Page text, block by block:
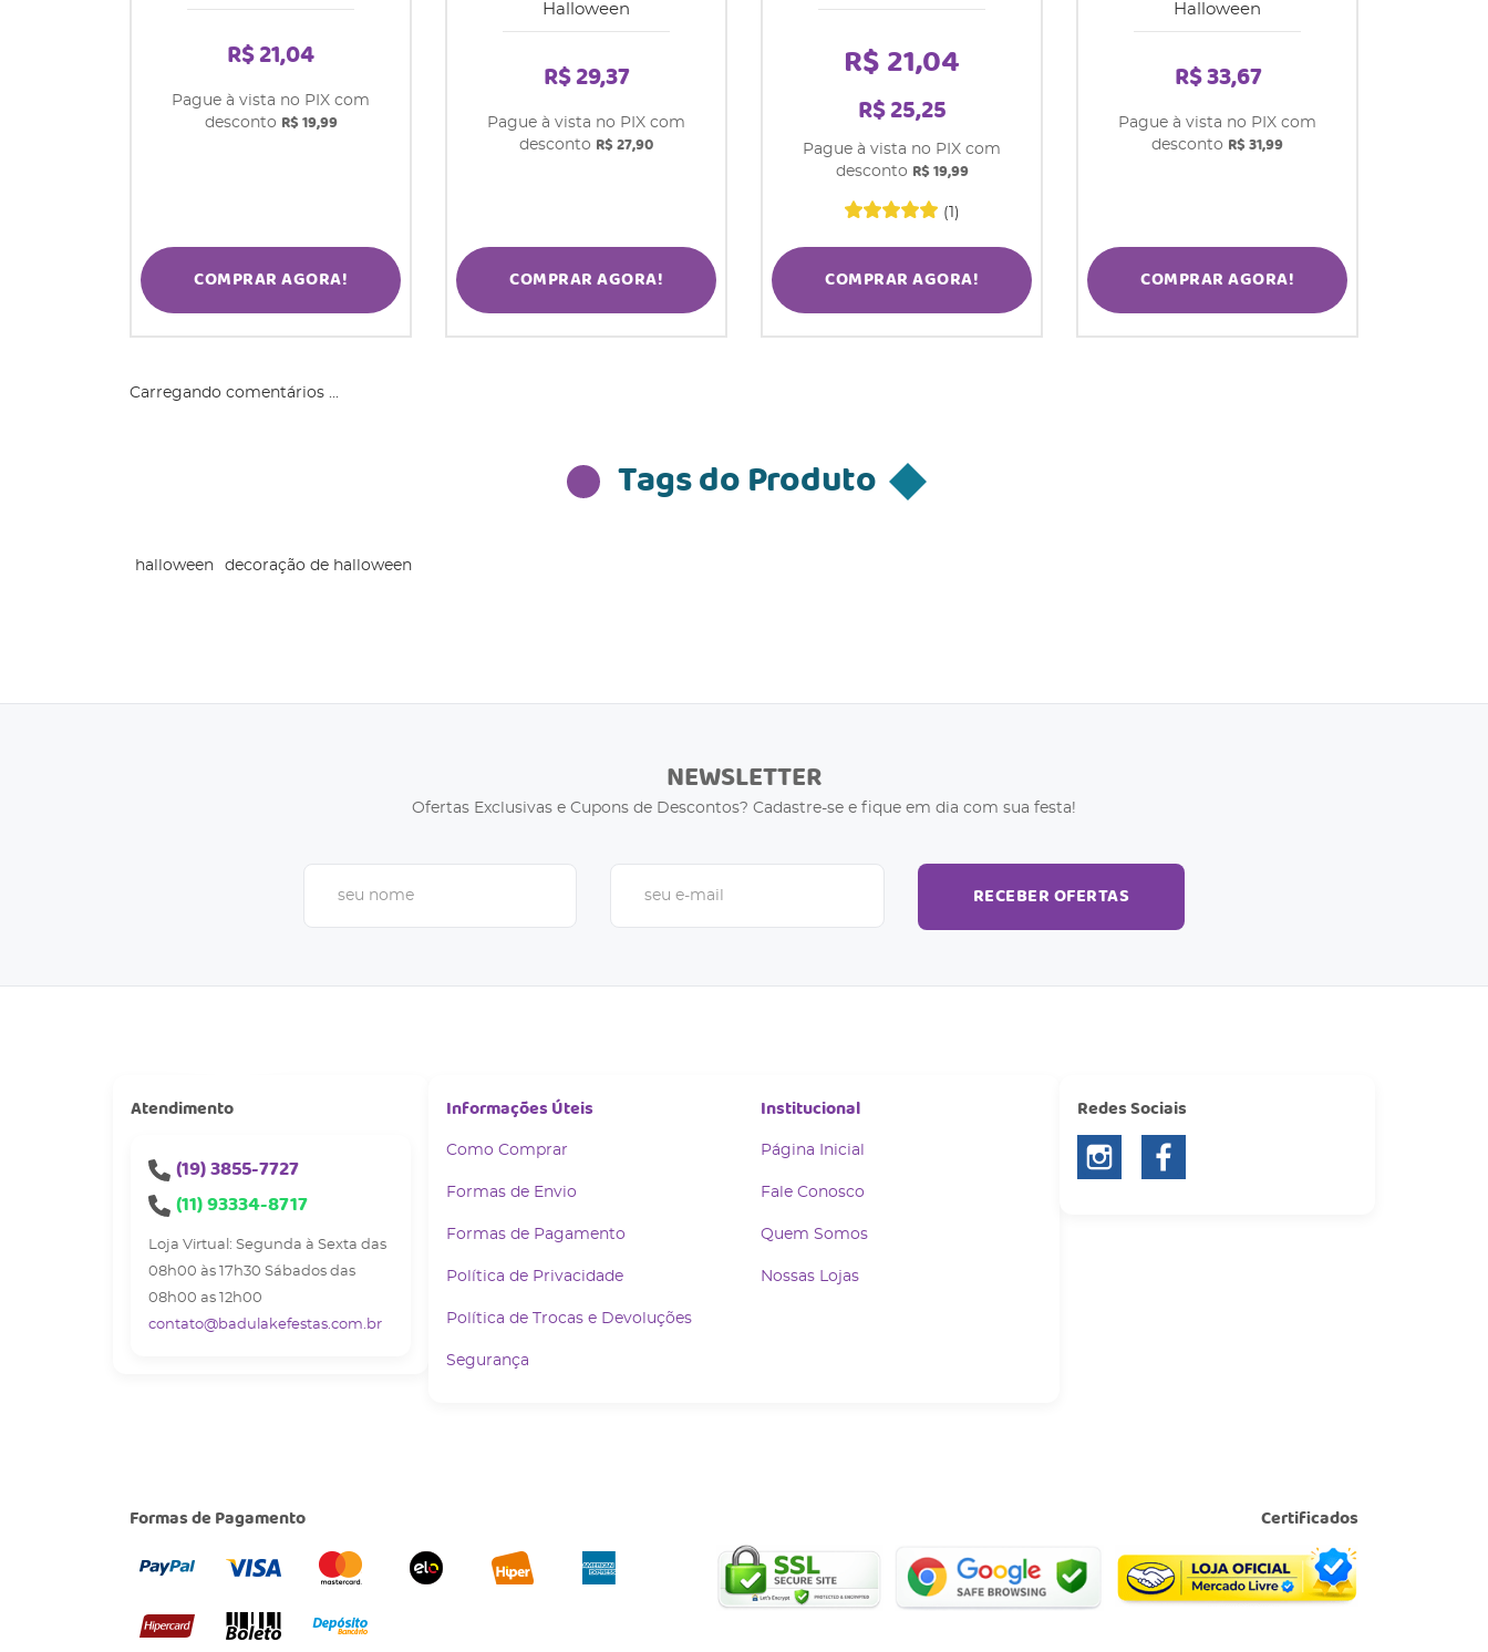
R$ 21,04
Pague à vista no PIX com
desconto R$ 19,99
COMPRAR AGORA!
Halloween
R$ 29,37
Pague à vista no PIX com
desconto R$ 27,90
COMPRAR AGORA!
(1)
R$ 21,04
R$ 25,25
Pague à vista no PIX com
desconto R$ 19,99
COMPRAR AGORA!
Halloween
R$ 33,67
Pague à vista no PIX com
desconto R$ 31,99
COMPRAR AGORA!
Carregando comentários ...
Tags do Produto
halloween decoração de halloween
NEWSLETTER
Ofertas Exclusivas e Cupons de Descontos? Cadastre-se e fique em dia com sua festa!
RECEBER OFERTAS
Atendimento
(19)3855-7727
(11)93334-8717
Loja Virtual: Segunda à Sexta das
08h00 às 17h30 Sábados das
08h00 as 12h00
contato@badulakefestas.com.br
Informações Úteis
Como Comprar
Formas de Envio
Formas de Pagamento
Política de Privacidade
Política de Trocas e Devoluções
Segurança
Institucional
Página Inicial
Fale Conosco
Quem Somos
Nossas Lojas
Redes Sociais
Formas de Pagamento Certificados